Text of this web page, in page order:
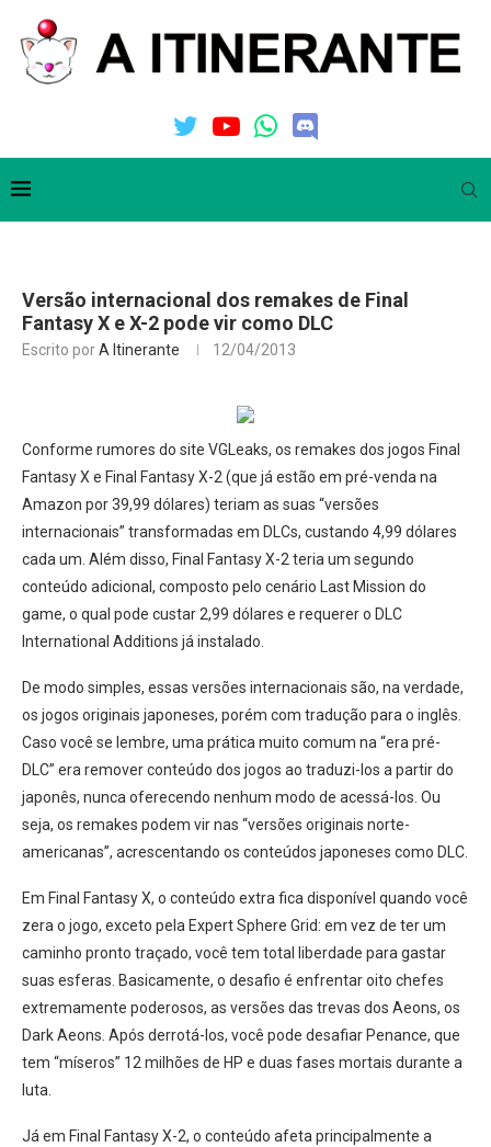
Versão internacional dos remakes de Final
Fantasy X e X-2 pode vir como DLC
Escrito porA Itinerante 12/04/2013
Conforme rumores do site VGLeaks, os remakes dos jogos Final
Fantasy X e Final Fantasy X-2 (que já estão em pré-venda na
Amazon por 39,99 dólares) teriam as suas “versões
internacionais” transformadas em DLCs, custando 4,99 dólares
cada um. Além disso, Final Fantasy X-2 teria um segundo
conteúdo adicional, composto pelo cenário Last Mission do
game, o qual pode custar 2,99 dólares e requerer o DLC
International Additions já instalado.
De modo simples, essas versões internacionais são, na verdade,
os jogos originais japoneses, porém com tradução para o inglês.
Caso você se lembre, uma prática muito comum na “era pré-
DLC” era remover conteúdo dos jogos ao traduzi-los a partir do
japonês, nunca oferecendo nenhum modo de acessá-los. Ou
seja, os remakes podem vir nas “versões originais norte-
americanas”, acrescentando os conteúdos japoneses como DLC.
Em Final Fantasy X, o conteúdo extra fica disponível quando você
zera o jogo, exceto pela Expert Sphere Grid: em vez de ter um
caminho pronto traçado, você tem total liberdade para gastar
suas esferas. Basicamente, o desafio é enfrentar oito chefes
extremamente poderosos, as versões das trevas dos Aeons, os
Dark Aeons. Após derrotá-los, você pode desafiar Penance, que
tem “míseros” 12 milhões de HP e duas fases mortais durante a
luta.
Já em Final Fantasy X-2, o conteúdo afeta principalmente a